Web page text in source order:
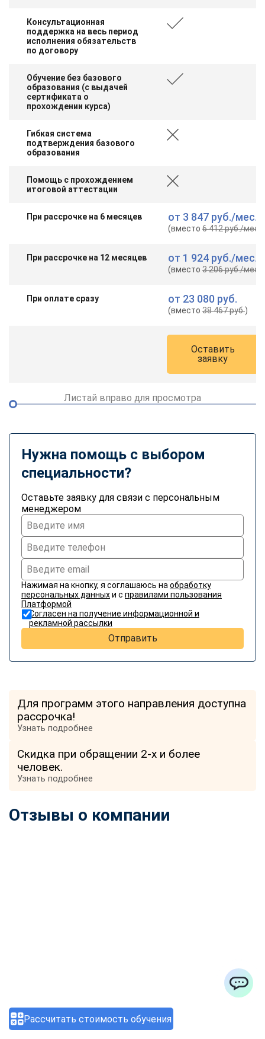
Рассчитать стоимость обучения
Консультационная
поддержка на весь период
исполнения обязательств
по договору
Обучение без базового
образования (с выдачей
сертификата о
прохождении курса)
Гибкая система
подтверждения базового
образования
Помощь с прохождением
итоговой аттестации
При рассрочке на 6 месяцев от 3 847 руб./мес.
(вместо6 412 руб./мес.
При рассрочке на 12 месяцев от 1 924 руб./мес.
(вместо3 206 руб./мес.
При оплате сразу от 23 080 руб.
(вместо38 467 руб.)
Оставить
заявку
Листай вправо для просмотра
Нужна помощь с выбором
специальности?
Оставьте заявку для связи с персональным
менеджером
Нажимая на кнопку, я соглашаюсь на обработку
персональных данныхи с правилами пользования
Платформой
Согласен на получение информационной и
рекламной рассылки
Отправить
Для программ этого направления доступна
рассрочка!
Узнать подробнее
Скидка при обращении 2-х и более
человек.
Узнать подробнее
Отзывы о компании
ChatApp
online
Мессенджеры
Свяжитесь с нами через любой удобный мессенджер!
Telegram
Max